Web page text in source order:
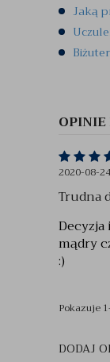
Jaką
2020-08-
Trudna
mądry
:)
Pokazuje
DODAJ